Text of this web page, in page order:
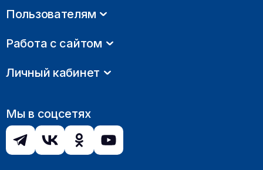
Пользователям
Работа с сайтом
Личный кабинет
Мы в соцсетях